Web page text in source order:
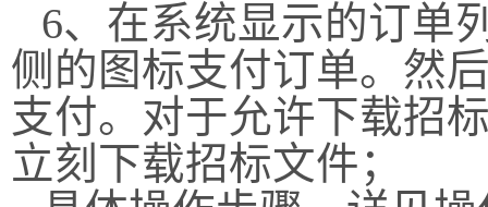
6、在系统显示的订单
侧的图标支付订单。然
支付。对于允许下载招
立刻下载招标文件；